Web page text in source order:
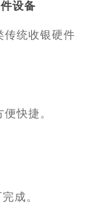
设备
传统收银硬件
快捷。
成。